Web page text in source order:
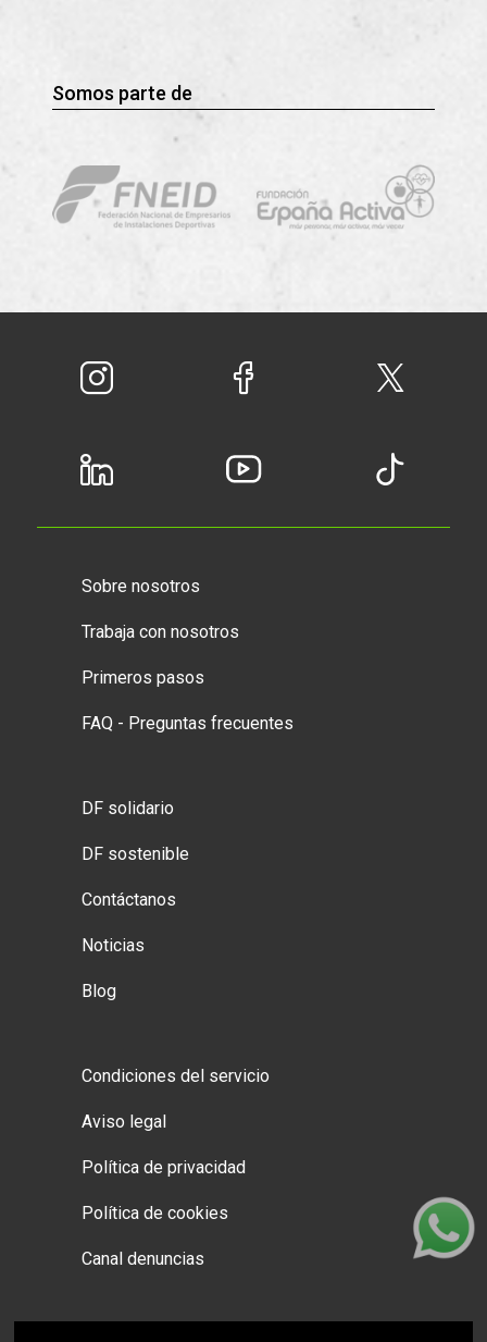
Somos parte de
Sobre nosotros
Trabaja con nosotros
Primeros pasos
FAQ - Preguntas frecuentes
DF solidario
DF sostenible
Contáctanos
Noticias
Blog
Condiciones del servicio
Aviso legal
Política de privacidad
Política de cookies
Canal denuncias